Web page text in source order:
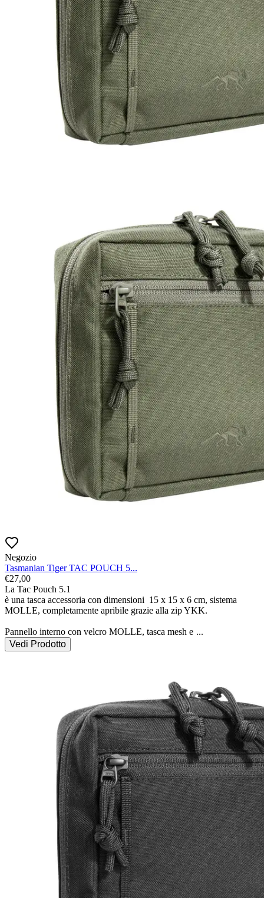
Negozio
Tasmanian Tiger TAC POUCH 5...
€27,00
La Tac Pouch 5.1
è una tasca accessoria con dimensioni  15 x 15 x 6 cm, sistema
MOLLE, completamente apribile grazie alla zip YKK.
Pannello interno con velcro MOLLE, tasca mesh e ...
Vedi Prodotto